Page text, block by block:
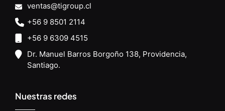
ventas@tigroup.cl
+56 9 8501 2114
+56 9 6309 4515
Dr. Manuel Barros Borgoño 138, Providencia,
Santiago.
Nuestras redes